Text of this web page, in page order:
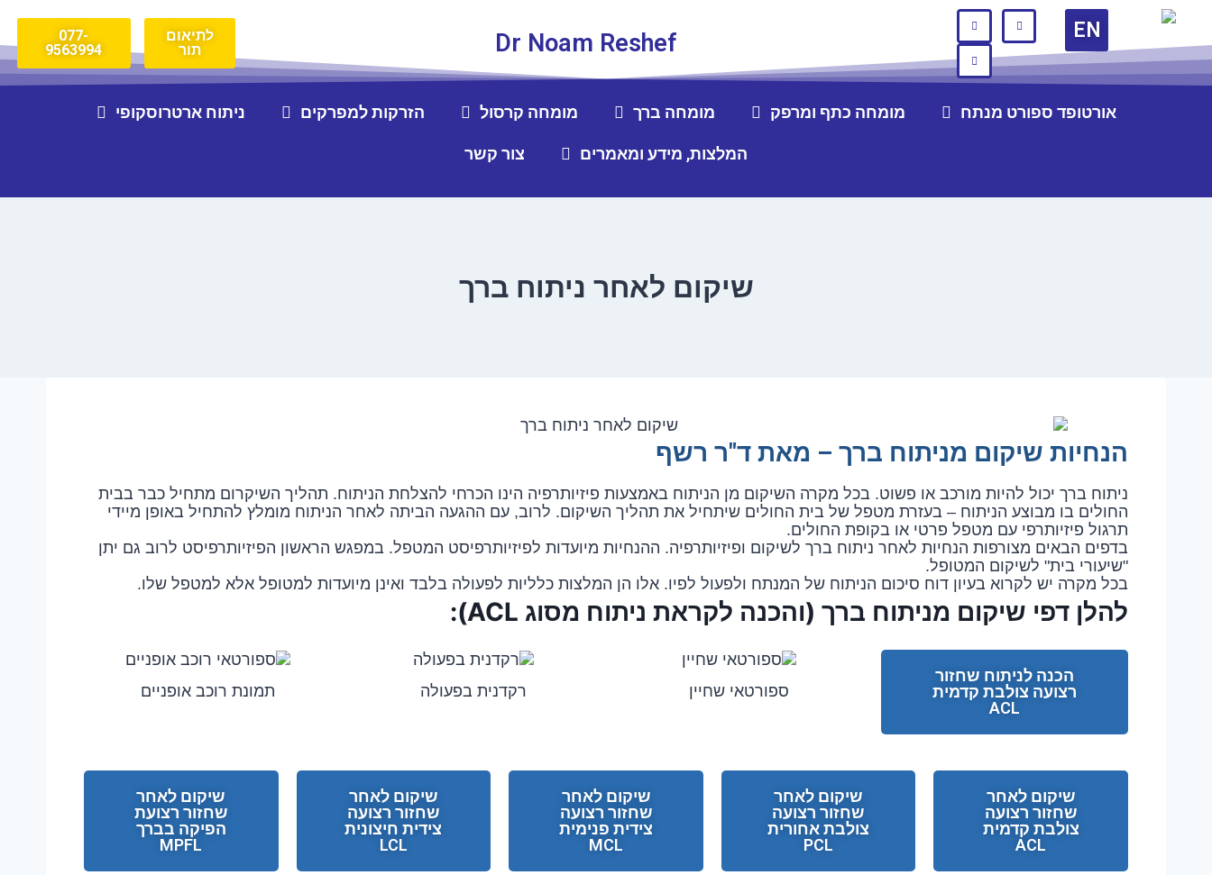
EN
Dr Noam Reshef
לתיאום
תור
077-
9563994
אורטופד ספורט מנתח מומחה כתף ומרפק מומחה ברך מומחה קרסול הזרקות למפרקים ניתוח ארטרוסקופי
המלצות, מידע ומאמרים צור קשר
שיקום לאחר ניתוח ברך
הנחיות שיקום מניתוח ברך – מאת ד"ר רשף
ניתוח ברך יכול להיות מורכב או פשוט. בכל מקרה השיקום מן הניתוח באמצעות פיזיותרפיה הינו הכרחי להצלחת הניתוח. תהליך השיקרום מתחיל כבר בבית
החולים בו מבוצע הניתוח – בעזרת מטפל של בית החולים שיתחיל את תהליך השיקום. לרוב, עם ההגעה הביתה לאחר הניתוח מומלץ להתחיל באופן מיידי
תרגול פיזיותרפי עם מטפל פרטי או בקופת החולים.
בדפים הבאים מצורפות הנחיות לאחר ניתוח ברך לשיקום ופיזיותרפיה. ההנחיות מיועדות לפיזיותרפיסט המטפל. במפגש הראשון הפיזיותרפיסט לרוב גם יתן
"שיעורי בית" לשיקום המטופל.
בכל מקרה יש לקרוא בעיון דוח סיכום הניתוח של המנתח ולפעול לפיו. אלו הן המלצות כלליות לפעולה בלבד ואינן מיועדות למטופל אלא למטפל שלו.
להלן דפי שיקום מניתוח ברך (והכנה לקראת ניתוח מסוג ACL):
הכנה לניתוח שחזור
רצועה צולבת קדמית
ACL
ספורטאי שחיין רקדנית בפעולה תמונת רוכב אופניים
שיקום לאחר
שחזור רצועה
צולבת קדמית
ACL
שיקום לאחר
שחזור רצועה
צולבת אחורית
PCL
שיקום לאחר
שחזור רצועה
צידית פנימית
MCL
שיקום לאחר
שחזור רצועה
צידית חיצונית
LCL
שיקום לאחר
שחזור רצועת
הפיקה בברך
MPFL